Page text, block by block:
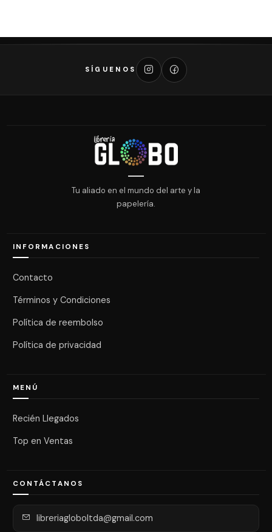
SÍGUENOS
Tu aliado en el mundo del arte y la
papelería.
INFORMACIONES
Contacto
Términos y Condiciones
Política de reembolso
Política de privacidad
MENÚ
Recién Llegados
Top en Ventas
CONTÁCTANOS
libreriagloboltda@gmail.com